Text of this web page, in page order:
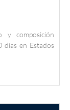
y composición
días en Estados